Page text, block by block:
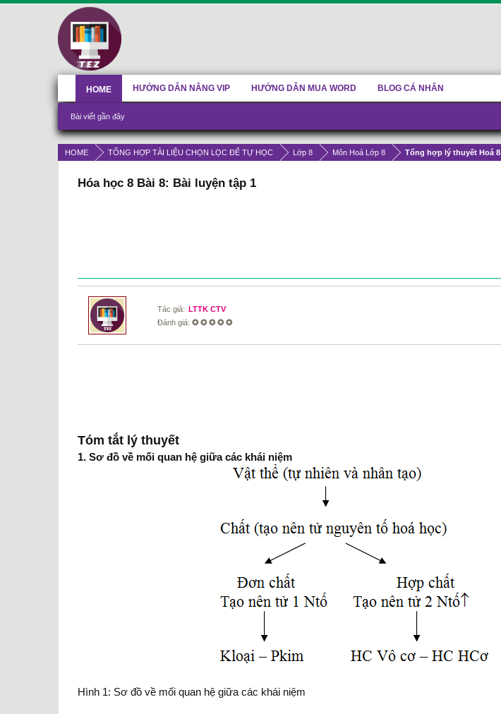
HOME TỔNG HỢP TÀI LIỆU CHỌN LỌC ĐỂ TỰ HỌC Lớp 8 Môn Hoá Lớp 8 Tổng hợp lý thuyết Hoá 8
Hóa học 8 Bài 8: Bài luyện tập 1
Tác giả: LTTK CTV
Đánh giá: ✪ ✪ ✪ ✪ ✪
Tóm tắt lý thuyết
1. Sơ đồ về mối quan hệ giữa các khái niệm
Hình 1: Sơ đồ về mối quan hệ giữa các khái niệm
HOME
Bài viết gần đây
HƯỚNG DẪN NÂNG VIP HƯỚNG DẪN MUA WORD BLOG CÁ NHÂN